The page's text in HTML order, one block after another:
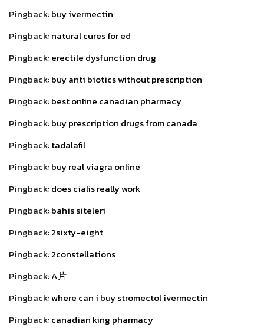
Pingback:buy ivermectin
Pingback:natural cures for ed
Pingback:erectile dysfunction drug
Pingback:buy anti biotics without prescription
Pingback:best online canadian pharmacy
Pingback:buy prescription drugs from canada
Pingback:tadalafil
Pingback:buy real viagra online
Pingback:does cialis really work
Pingback:bahis siteleri
Pingback:2sixty-eight
Pingback:2constellations
Pingback:A片
Pingback:where can i buy stromectol ivermectin
Pingback:canadian king pharmacy